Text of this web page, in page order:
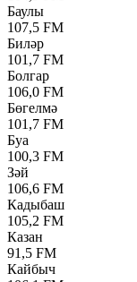
Баулы
107,5 FM
Биләр
101,7 FM
Болгар
106,0 FM
Бөгелмә
101,7 FM
Буа
100,3 FM
Зәй
106,6 FM
Кадыбаш
105,2 FM
Казан
91,5 FM
Кайбыч